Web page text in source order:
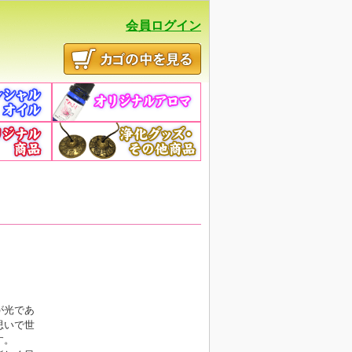
会員ログイン
光であ
いで世
。